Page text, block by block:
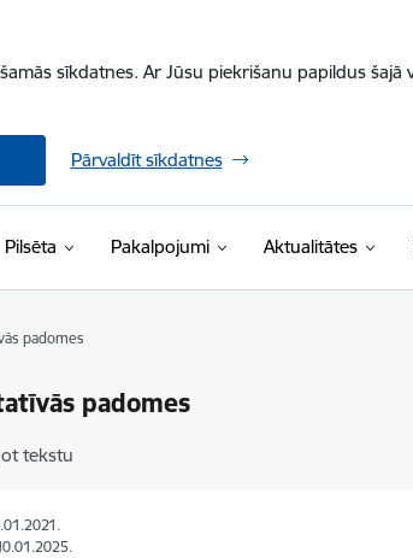
sīkdatnes. Ar Jūsu piekrišanu papildus
Pārvaldīt sīkdatnes
Pilsēta Pakalpojumi Aktualitātes
padomes
padomes
tekstu